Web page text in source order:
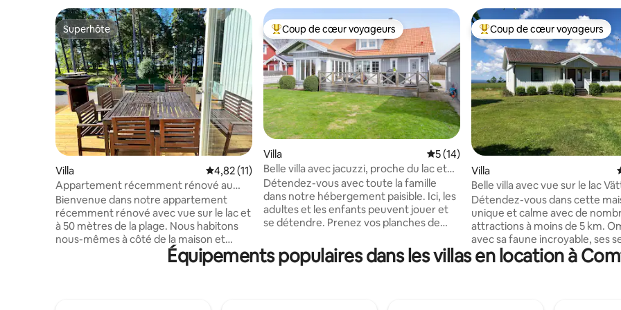
Superhôte
Superhôte
Villa Évaluation moyenne sur la base de 11 commentaires : 4,82 sur 5
4,82 (11)
Appartement récemment rénové au
bord de l'eau. À 50 m de la zone de
baignade
Bienvenue dans notre appartement
récemment rénové avec vue sur le lac et
à 50 mètres de la plage. Nous habitons
nous-mêmes à côté de la maison et
gérons trois propriétés Airbnb. Avec plus
de 9 ans d'expérience en tant qu'hôtes,
Coups de cœur voyageurs les plus appréciés
Coup de cœur voyageurs
Villa Évaluation moyenne sur la base de 14
5 (14)
Belle villa avec jacuzzi, proche du lac et
de la ville
Détendez-vous avec toute la famille
dans notre hébergement paisible. Ici, les
adultes et les enfants peuvent jouer et
se détendre. Prenez vos planches de
et sautez sur le trampoline dans le jardin.
Plongez dans le jacuzzi et préparez un
Coups de cœur voyageurs les
Coup de cœur voyageurs
Villa
Belle villa avec vue sur le lac
Détendez-vous dans cette
unique et calme avec de
attractions à moins de 5 km.
avec sa faune incroyable, ses
pédestres, sa piste de ski, Ellen
Strand, son monastère
Équipements populaires dans les villas en location à